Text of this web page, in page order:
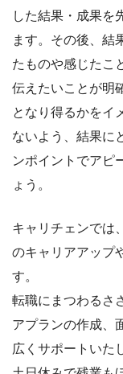
した結果・成果を
ます。その後、結
たものや感じたこ
伝えたいことが明
となり得るかをイ
ないよう、結果に
ンポイントでアピ
ょう。
キャリチェンでは
のキャリアアップ
す。
転職にまつわるさ
アプランの作成、
広くサポートいた